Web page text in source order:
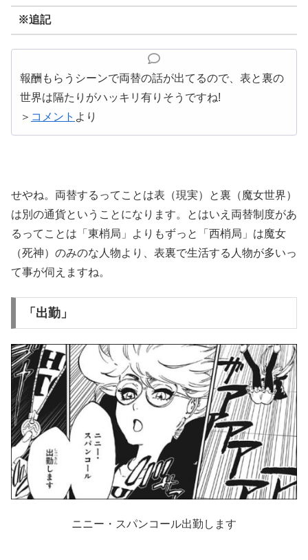
※追記
報酬もらうシーンで両替の話が出てるので、表と裏の
世界は隔たりがハッキリ有りそうですね!
＞ コメント より
せやね。両替するってことは表（現実）と裏（魔女世界）
は別の通貨ということになります。とはいえ両替制度があ
るってことは「東梢局」よりもずっと「西梢局」は魔女
（死神）のみのな人物より、表裏で生活する人物が多いっ
て事が伺えますね。
「出勤」
ニニー・スパンコール出勤します